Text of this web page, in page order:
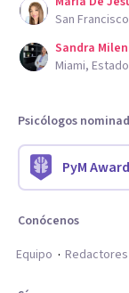
San
Sandra
Miami,
Psicólogos
PyM
Conócenos
Equipo
Redactores